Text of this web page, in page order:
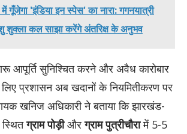
गूँजेगा 'इंडिया इन स्पेस' का नारा: गगनयात्री
शुक्ला कल साझा करेंगे अंतरिक्ष के अनुभव
आपूर्ति सुनिश्चित करने और अवैध कारोबार
प्रशासन अब खदानों के नियमितीकरण पर
खनिज अधिकारी ने बताया कि झारखंड-
स्थितग्राम पोड़ीऔरग्राम पुत्रीचौरामें 5-5